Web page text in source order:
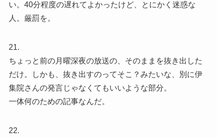
い。40分程度の遅れてよかったけど、とにかく迷惑な
人。厳罰を。
21.
ちょっと前の月曜深夜の放送の、そのままを抜き出した
だけ。しかも、抜き出すのってそこ？みたいな、別に伊
集院さんの発言じゃなくてもいいような部分。
一体何のための記事なんだ。
22.